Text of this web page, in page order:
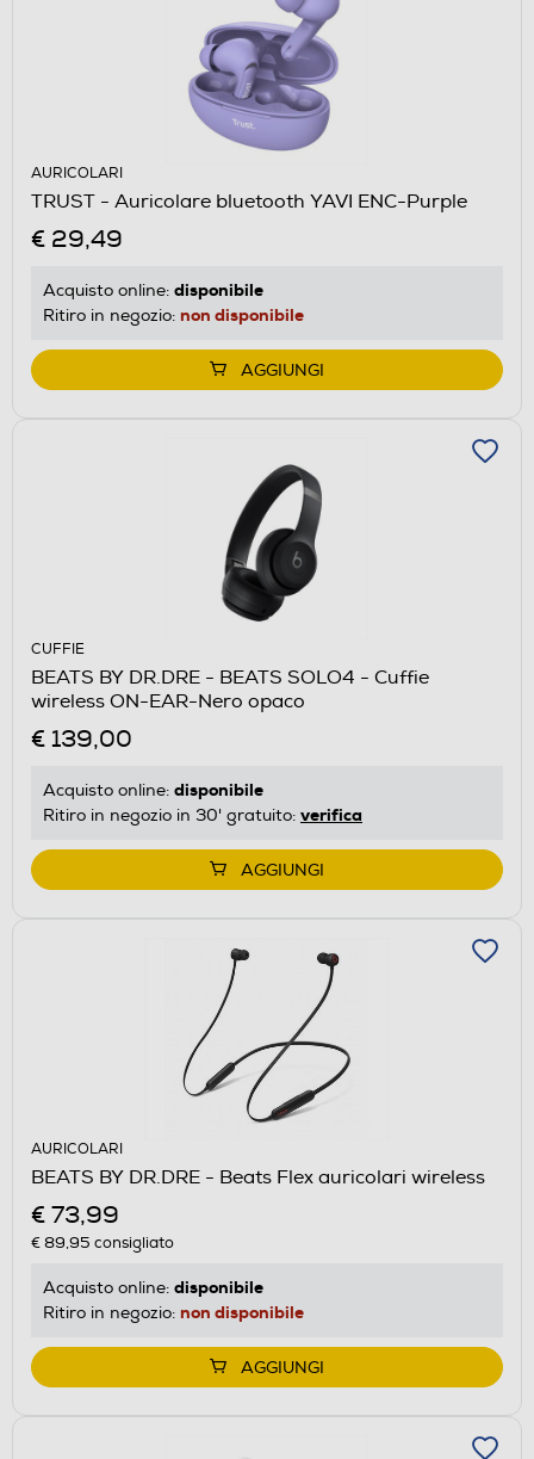
AURICOLARI
TRUST - Auricolare bluetooth YAVI ENC-Purple
€ 29,49
Acquisto online: disponibile
Ritiro in negozio: non disponibile
AGGIUNGI
CUFFIE
BEATS BY DR.DRE - BEATS SOLO4 - Cuffie
wireless ON-EAR-Nero opaco
€ 139,00
Acquisto online: disponibile
Ritiro in negozio in 30' gratuito: verifica
AGGIUNGI
AURICOLARI
BEATS BY DR.DRE - Beats Flex auricolari wireless
€ 73,99
€ 89,95 consigliato
Acquisto online: disponibile
Ritiro in negozio: non disponibile
AGGIUNGI